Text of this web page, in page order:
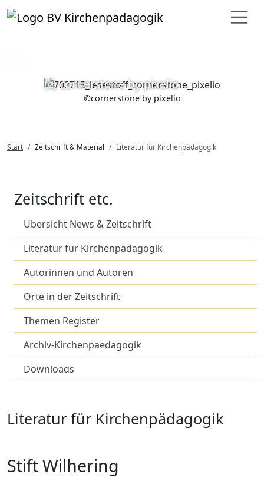
©cornerstone by pixelio
(c) cornerstone by pixelio
Start Zeitschrift & Material Literatur für Kirchenpädagogik
Zeitschrift etc.
Übersicht News & Zeitschrift
Literatur für Kirchenpädagogik
Autorinnen und Autoren
Orte in der Zeitschrift
Themen Register
Archiv-Kirchenpaedagogik
Downloads
Literatur für Kirchenpädagogik
Stift Wilhering